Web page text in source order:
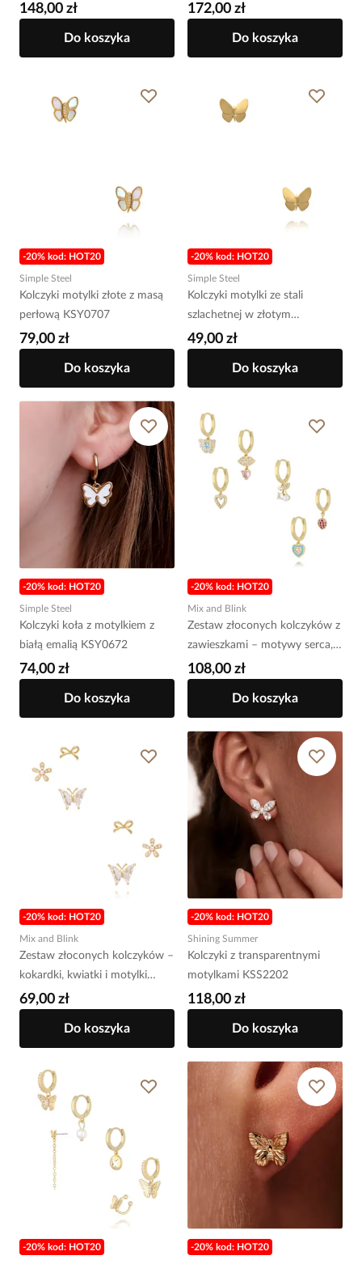
148,00 zł
Do koszyka
172,00 zł
Do koszyka
-20% kod: HOT20
Simple Steel
Kolczyki motylki złote z masą
perłową KSY0707
79,00 zł
Do koszyka
-20% kod: HOT20
Simple Steel
Kolczyki motylki ze stali
szlachetnej w złotym
wykończeniu KSY0698
49,00 zł
Do koszyka
-20% kod: HOT20
Simple Steel
Kolczyki koła z motylkiem z
białą emalią KSY0672
74,00 zł
Do koszyka
-20% kod: HOT20
Mix and Blink
Zestaw złoconych kolczyków z
zawieszkami – motywy serca,
108,00 zł
Do koszyka
-20% kod: HOT20
Mix and Blink
Zestaw złoconych kolczyków –
kokardki, kwiatki i motylki
KMB0010
69,00 zł
Do koszyka
-20% kod: HOT20
Shining Summer
Kolczyki z transparentnymi
motylkami KSS2202
118,00 zł
Do koszyka
-20% kod: HOT20 -20% kod: HOT20